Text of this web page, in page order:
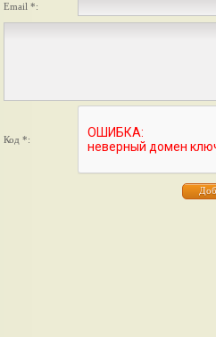
Email *:
Код *: